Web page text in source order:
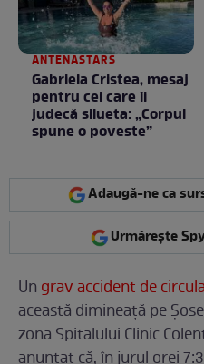
ANTENASTARS
Gabriela Cristea, mesaj
pentru cei care îi
judecă silueta: „Corpul
spune o poveste”
Adaugă-ne ca
Urmărește
Un grav accident de
această dimineață pe
zona Spitalului Clinic